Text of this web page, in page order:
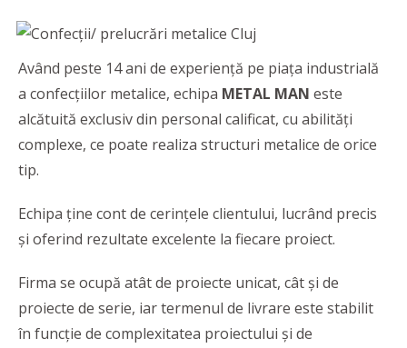
Având peste 14 ani de experienţă pe piaţa industrială
a confecţiilor metalice, echipa METAL MAN este
alcătuită exclusiv din personal calificat, cu abilităţi
complexe, ce poate realiza structuri metalice de orice
tip.
Echipa ține cont de cerințele clientului, lucrând precis
și oferind rezultate excelente la fiecare proiect.
Firma se ocupă atât de proiecte unicat, cât și de
proiecte de serie, iar termenul de livrare este stabilit
în funcție de complexitatea proiectului și de